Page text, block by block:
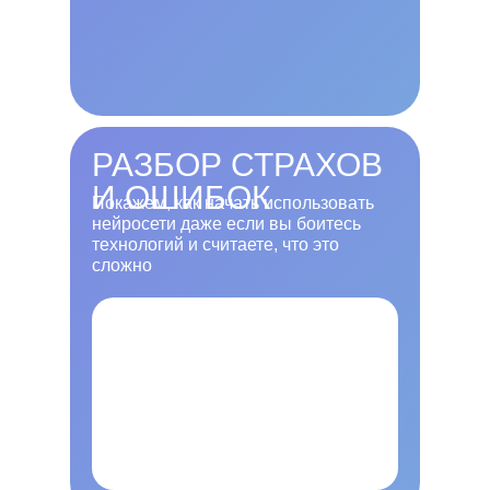
РАЗБОР СТРАХОВ
И ОШИБОК
Покажем, как начать использовать
нейросети даже если вы боитесь
технологий и считаете, что это
сложно